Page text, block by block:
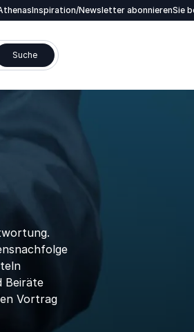
Inspiration/Newsletter abonnierenSie
Suche
Beiräte
Vortrag